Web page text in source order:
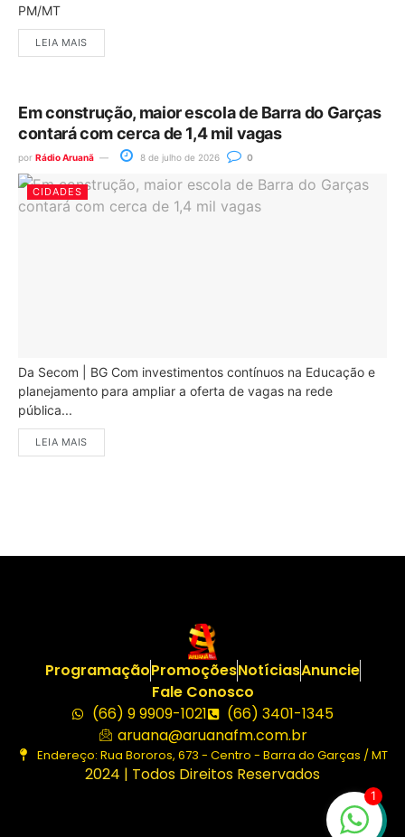
PM/MT
LEIA MAIS
Em construção, maior escola de Barra do Garças
contará com cerca de 1,4 mil vagas
por Rádio Aruanã 8 de julho de 2026 0
CIDADES
Da Secom | BG Com investimentos contínuos na Educação e
planejamento para ampliar a oferta de vagas na rede
pública...
LEIA MAIS
ProgramaçãoPromoçõesNotíciasAnuncie
Fale Conosco
(66) 9 9909-1021
(66) 3401-1345
aruana@aruanafm.com.br
Endereço: Rua Bororos, 673 - Centro - Barra do Garças / MT
2024 | Todos Direitos Reservados
1